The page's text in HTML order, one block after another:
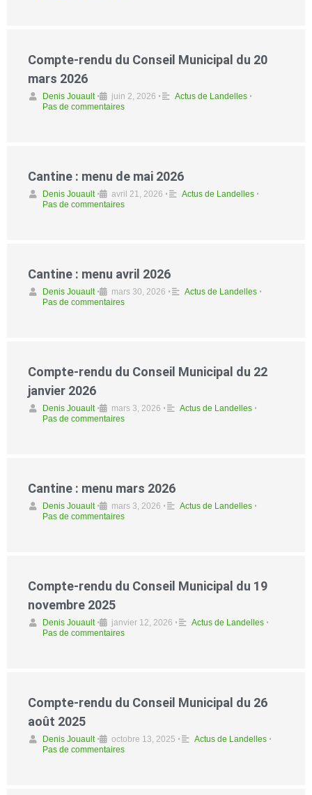
Compte-rendu du Conseil Municipal du 20
mars 2026
Denis Jouault • juin 2, 2026 • Actus de Landelles •
Pas de commentaires
Cantine : menu de mai 2026
Denis Jouault • avril 21, 2026 • Actus de Landelles •
Pas de commentaires
Cantine : menu avril 2026
Denis Jouault • mars 30, 2026 • Actus de Landelles •
Pas de commentaires
Compte-rendu du Conseil Municipal du 22
janvier 2026
Denis Jouault • mars 3, 2026 • Actus de Landelles •
Pas de commentaires
Cantine : menu mars 2026
Denis Jouault • mars 3, 2026 • Actus de Landelles •
Pas de commentaires
Compte-rendu du Conseil Municipal du 19
novembre 2025
Denis Jouault • janvier 12, 2026 • Actus de Landelles •
Pas de commentaires
Compte-rendu du Conseil Municipal du 26
août 2025
Denis Jouault • octobre 13, 2025 • Actus de Landelles •
Pas de commentaires